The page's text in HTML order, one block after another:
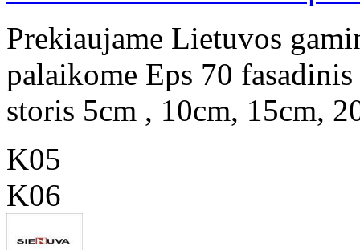
Prekiaujame Lietuvos
palaikome Eps 70
storis 5cm , 10cm, 15cm,
K05
K06